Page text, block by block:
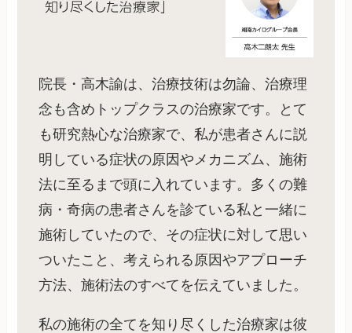
院長・高木諭は、治療技術は勿論、治療理
念も含めトップクラスの治療家です。とて
も研究熱心な治療家で、私が患者さんに説
明している症状の原因やメカニズム、施術
法に至るまで頭に入れています。多くの難
病・奇病の患者さんを診ている私と一緒に
施術していたので、その症状に対して思い
ついたこと、考えられる原因やアプローチ
方法、施術法のすべてを伝えていました。
私の施術の全てを知り尽くした治療家は彼